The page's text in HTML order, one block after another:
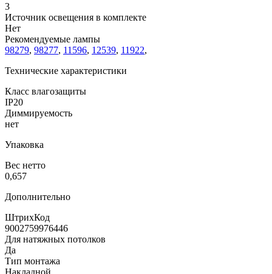
3
Источник освещения в комплекте
Нет
Рекомендуемые лампы
98279, 98277, 11596, 12539, 11922,
Технические характеристики
Класс влагозащиты
IP20
Диммируемость
нет
Упаковка
Вес нетто
0,657
Дополнительно
ШтрихКод
9002759976446
Для натяжных потолков
Да
Тип монтажа
Накладной